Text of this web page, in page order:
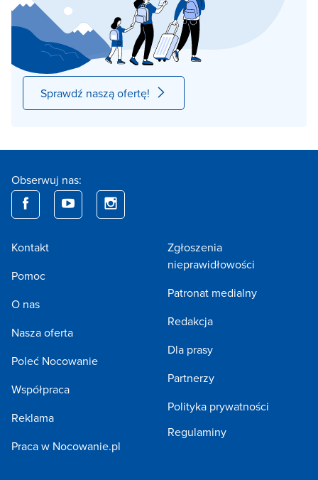
Sprawdź naszą ofertę!
Obserwuj nas:
Kontakt
Pomoc
O nas
Nasza oferta
Poleć Nocowanie
Współpraca
Reklama
Praca w Nocowanie.pl
Zgłoszenia
nieprawidłowości
Patronat medialny
Redakcja
Dla prasy
Partnerzy
Polityka prywatności
Regulaminy